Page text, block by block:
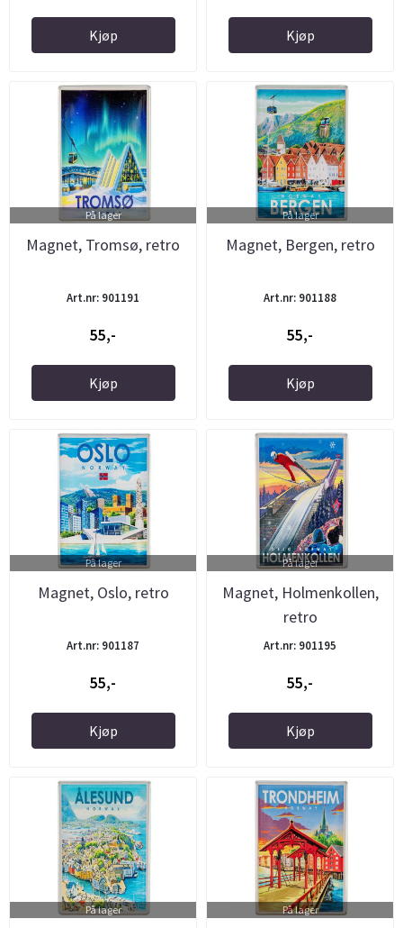
Kjøp Kjøp
På lager
Magnet, Tromsø, retro
Art.nr: 901191
55,-
Kjøp
På lager
Magnet, Bergen, retro
Art.nr: 901188
55,-
Kjøp
På lager
Magnet, Oslo, retro
Art.nr: 901187
55,-
Kjøp
På lager
Magnet, Holmenkollen,
retro
Art.nr: 901195
55,-
Kjøp
På lager På lager